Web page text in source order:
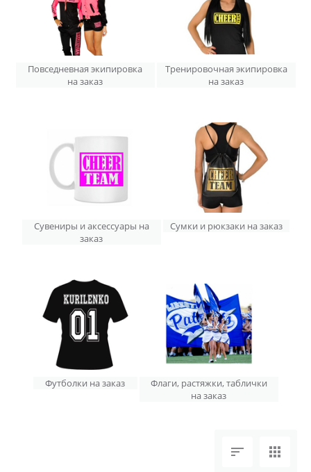
Повседневная экипировка
на заказ
Тренировочная экипировка
на заказ
Сувениры и аксессуары на
заказ
Сумки и рюкзаки на заказ
Футболки на заказ
Флаги, растяжки, таблички
на заказ
 